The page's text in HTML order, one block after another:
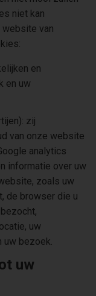
niet kan
van
en
en uw
zij
van onze website
analytics
informatie over uw
zoals uw
de browser die u
uw
uw bezoek.
uw